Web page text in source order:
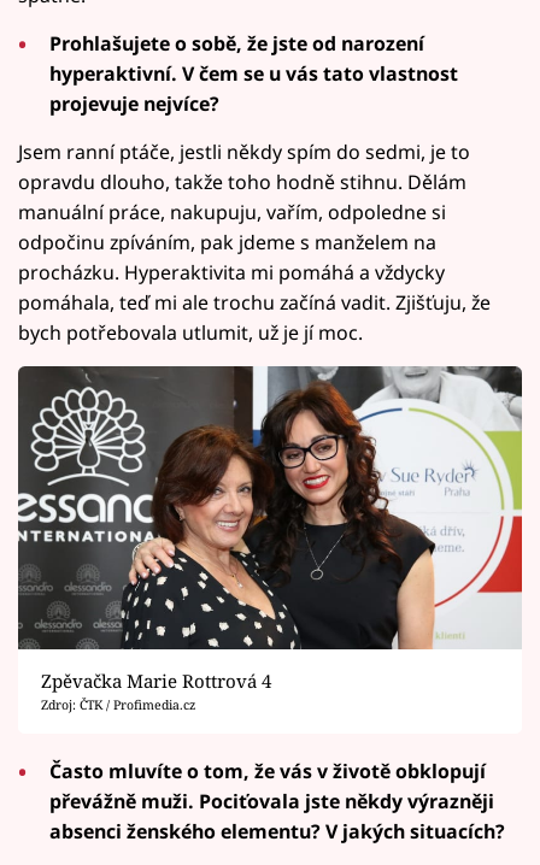
Prohlašujete o sobě, že jste od narození
hyperaktivní. V čem se u vás tato vlastnost
projevuje nejvíce?
Jsem ranní ptáče, jestli někdy spím do sedmi, je to
opravdu dlouho, takže toho hodně stihnu. Dělám
manuální práce, nakupuju, vařím, odpoledne si
odpočinu zpíváním, pak jdeme s manželem na
procházku. Hyperaktivita mi pomáhá a vždycky
pomáhala, teď mi ale trochu začíná vadit. Zjišťuju, že
bych potřebovala utlumit, už je jí moc.
Zpěvačka Marie Rottrová 4
Zdroj: ČTK / Profimedia.cz
Často mluvíte o tom, že vás v životě obklopují
převážně muži. Pociťovala jste někdy výrazněji
absenci ženského elementu? V jakých situacích?